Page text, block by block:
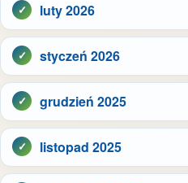
luty 2026
styczeń 2026
grudzień 2025
listopad 2025